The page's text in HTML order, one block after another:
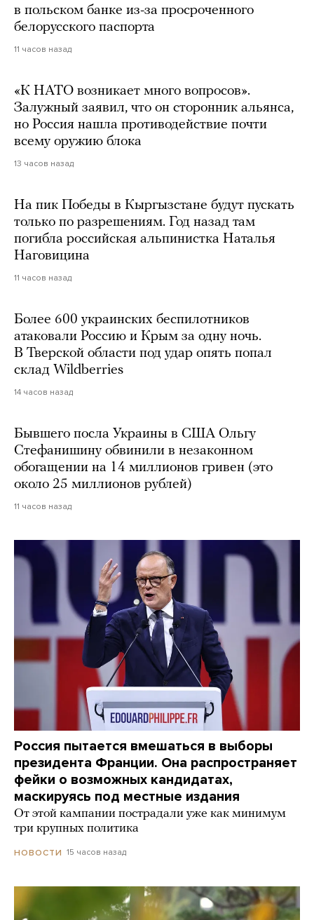
в польском банке из-за просроченного
белорусского паспорта
11 часов назад
«К НАТО возникает много вопросов».
Залужный заявил, что он сторонник альянса,
но Россия нашла противодействие почти
всему оружию блока
13 часов назад
На пик Победы в Кыргызстане будут пускать
только по разрешениям. Год назад там
погибла российская альпинистка Наталья
Наговицина
11 часов назад
Более 600 украинских беспилотников
атаковали Россию и Крым за одну ночь.
В Тверской области под удар опять попал
склад Wildberries
14 часов назад
Бывшего посла Украины в США Ольгу
Стефанишину обвинили в незаконном
обогащении на 14 миллионов гривен (это
около 25 миллионов рублей)
11 часов назад
Россия пытается вмешаться в выборы
президента Франции. Она распространяет
фейки о возможных кандидатах,
маскируясь под местные издания
От этой кампании пострадали уже как минимум
три крупных политика
НОВОСТИ 15 часов назад